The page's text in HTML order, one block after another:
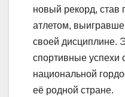
новый рекорд,
атлетом,
своей дисциплине.
спортивные успехи
национальной
её родной стране.